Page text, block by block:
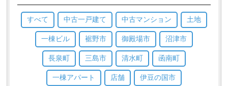
すべて 中古一戸建て 中古マンション 土地
一棟ビル 裾野市 御殿場市 沼津市
長泉町 三島市 清水町 函南町
一棟アパート 店舗 伊豆の国市